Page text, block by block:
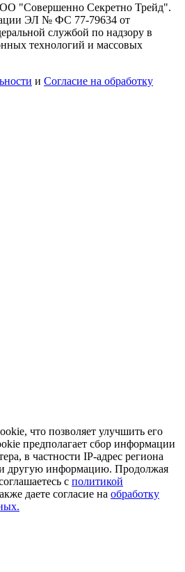
"Совершенно Секретно Трейд".
ЭЛ № ФС 77-79634 от
службой по надзору в
технологий и массовых
и Согласие на обработку
что позволяет улучшить его
предполагает сбор информации
в частности IP-адрес региона
другую информацию. Продолжая
с политикой
даете согласие на обработку